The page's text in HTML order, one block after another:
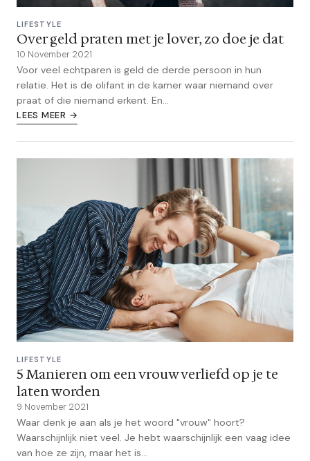
LIFESTYLE
Over geld praten met je lover, zo doe je dat
10 November 2021
Voor veel echtparen is geld de derde persoon in hun
relatie. Het is de olifant in de kamer waar niemand over
praat of die niemand erkent. En...
LEES MEER →
LIFESTYLE
5 Manieren om een vrouw verliefd op je te
laten worden
9 November 2021
Waar denk je aan als je het woord "vrouw" hoort?
Waarschijnlijk niet veel. Je hebt waarschijnlijk een vaag idee
van hoe ze zijn, maar het is...